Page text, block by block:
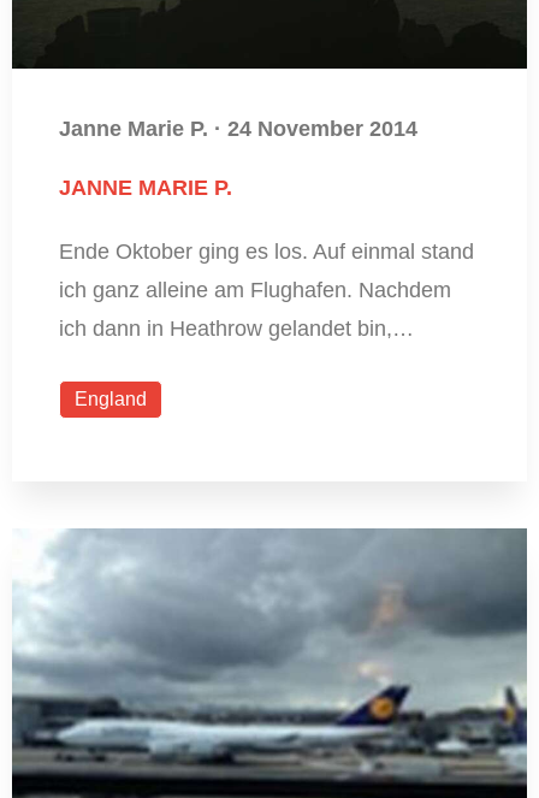
Janne Marie P. · 24 November 2014
JANNE MARIE P.
Ende Oktober ging es los. Auf einmal stand
ich ganz alleine am Flughafen. Nachdem
ich dann in Heathrow gelandet bin,…
England